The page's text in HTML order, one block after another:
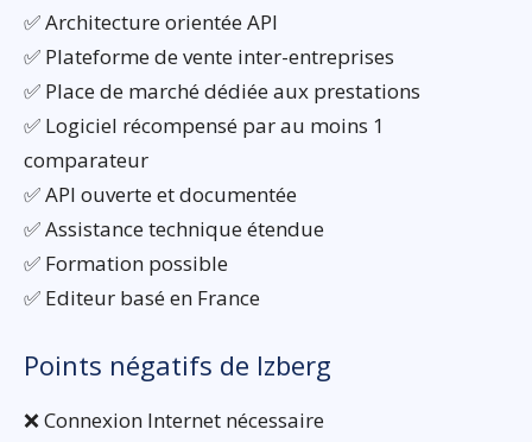
✅ Architecture orientée API
✅ Plateforme de vente inter-entreprises
✅ Place de marché dédiée aux prestations
✅ Logiciel récompensé par au moins 1
comparateur
✅ API ouverte et documentée
✅ Assistance technique étendue
✅ Formation possible
✅ Editeur basé en France
Points négatifs de Izberg
❌ Connexion Internet nécessaire